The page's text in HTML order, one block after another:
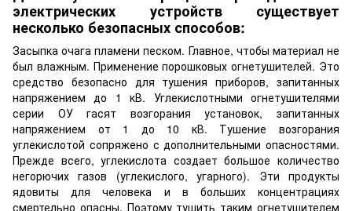
электрических устройств существует
несколько безопасных способов:
Засыпка очага пламени песком. Главное, чтобы материал не
был влажным. Применение порошковых огнетушителей. Это
средство безопасно для тушения приборов, запитанных
напряжением до 1 кВ. Углекислотными огнетушителями
серии ОУ гасят возгорания установок, запитанных
напряжением от 1 до 10 кВ. Тушение возгорания
углекислотой сопряжено с дополнительными опасностями.
Прежде всего, углекислота создает большое количество
негорючих газов (углекислого, угарного). Эти продукты
ядовиты для человека и в больших концентрациях
смертельно опасны. Поэтому тушить таким огнетушителем